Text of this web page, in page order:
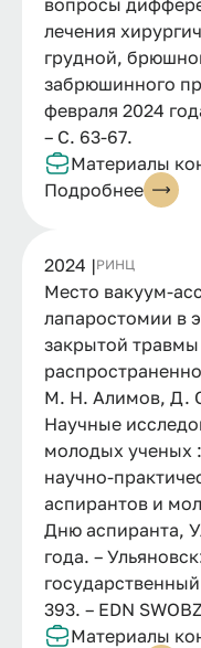
лечения
грудной,
забрюшинного
февраля 2024
– С. 63-67.
Материалы
Подробнее
2024 |РИНЦ
Место вакуум-
лапаростомии в
закрытой
М. Н. Алимов, Д.
Научные
молодых ученых
научно-
аспирантов и
Дню аспиранта,
года. –
393. – EDN
Материалы